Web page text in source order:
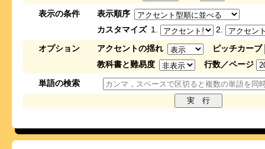
表示の条件
表示順序
カスタマイズ 1.
2.
オプション
アクセントの揺れ
ピッチカーブ
教科書と難易度
行数／ページ
単語の検索